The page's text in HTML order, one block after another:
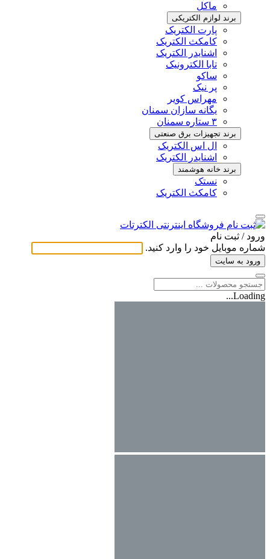
ماکل
برند لوازم الکتریکی
پارت الکتریک
کامکث الکتریک
اشنایدر الکتریک
تابا الکترونیک
ساکو
پر نیک
مهراس کویر
یگانه سازان سمنان
۳ ستاره سمنان
برند تجهیزات برق صنعتی
ال اس الکتریک
اشنایدر الکتریک
برند خانه هوشمند
نستک
کامکث الکتریک
ورود / ثبت ‌نام
شماره موبایل خود را وارد کنید.
ورود به سایت
Loading...